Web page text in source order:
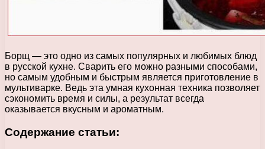
Борщ — это одно из самых популярных и любимых блюд
в русской кухне. Сварить его можно разными способами,
но самым удобным и быстрым является приготовление в
мультиварке. Ведь эта умная кухонная техника позволяет
сэкономить время и силы, а результат всегда
оказывается вкусным и ароматным.
Содержание статьи: